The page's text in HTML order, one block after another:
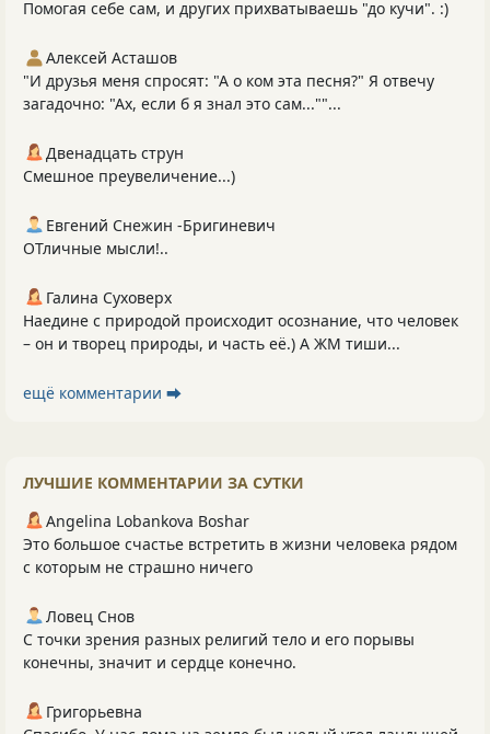
Помогая себе сам, и других прихватываешь "до кучи". :)
Алексей Асташов
"И друзья меня спросят: "А о ком эта песня?" Я отвечу
загадочно: "Ах, если б я знал это сам...""...
Двенадцать струн
Смешное преувеличение...)
Евгений Снежин -Бригиневич
ОТличные мысли!..
Галина Суховерх
Наедине с природой происходит осознание, что человек
– он и творец природы, и часть её.) А ЖМ тиши...
ещё комментарии ⮕
ЛУЧШИЕ КОММЕНТАРИИ ЗА СУТКИ
Angelina Lobankova Boshar
Это большое счастье встретить в жизни человека рядом
с которым не страшно ничего
Ловец Снов
С точки зрения разных религий тело и его порывы
конечны, значит и сердце конечно.
Григорьевна